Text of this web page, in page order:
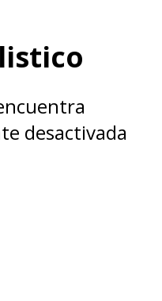
desactivada